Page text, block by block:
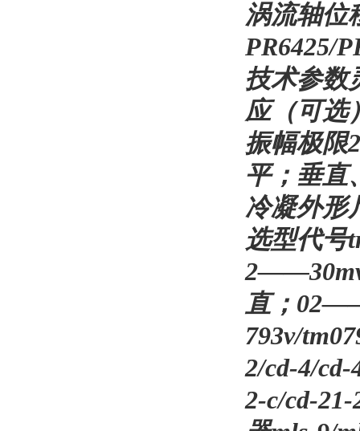
涡流轴位
PR6425/
技术参数
应（可选
振幅极限
平；垂直
冷凝外形
选型代号
直；
793v/
2/cd-4/
2-c/cd-